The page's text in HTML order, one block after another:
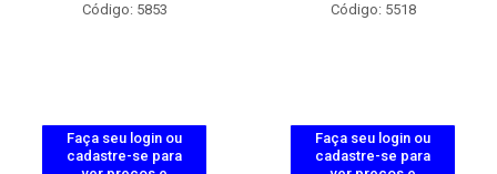
Código: 5853
Faça seu login ou
cadastre-se para
Código: 5518
Faça seu login ou
cadastre-se para